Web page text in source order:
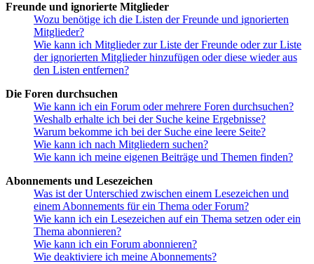
Freunde und ignorierte Mitglieder
Wozu benötige ich die Listen der Freunde und ignorierten
Mitglieder?
Wie kann ich Mitglieder zur Liste der Freunde oder zur Liste
der ignorierten Mitglieder hinzufügen oder diese wieder aus
den Listen entfernen?
Die Foren durchsuchen
Wie kann ich ein Forum oder mehrere Foren durchsuchen?
Weshalb erhalte ich bei der Suche keine Ergebnisse?
Warum bekomme ich bei der Suche eine leere Seite?
Wie kann ich nach Mitgliedern suchen?
Wie kann ich meine eigenen Beiträge und Themen finden?
Abonnements und Lesezeichen
Was ist der Unterschied zwischen einem Lesezeichen und
einem Abonnements für ein Thema oder Forum?
Wie kann ich ein Lesezeichen auf ein Thema setzen oder ein
Thema abonnieren?
Wie kann ich ein Forum abonnieren?
Wie deaktiviere ich meine Abonnements?